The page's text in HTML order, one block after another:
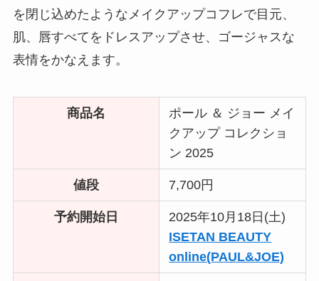
を閉じ込めたようなメイクアップコフレで目元、
肌、唇すべてをドレスアップさせ、ゴージャスな
表情をかなえます。
商品名
ポール ＆ ジョー メイ
クアップ コレクショ
ン 2025
値段 7,700円
予約開始日
2025年10月18日(土)
ISETAN BEAUTY
online(PAUL&JOE)